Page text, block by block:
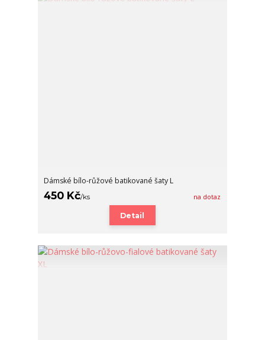
Dámské bílo-růžové batikované šaty L
450 Kč/ks na dotaz
Detail